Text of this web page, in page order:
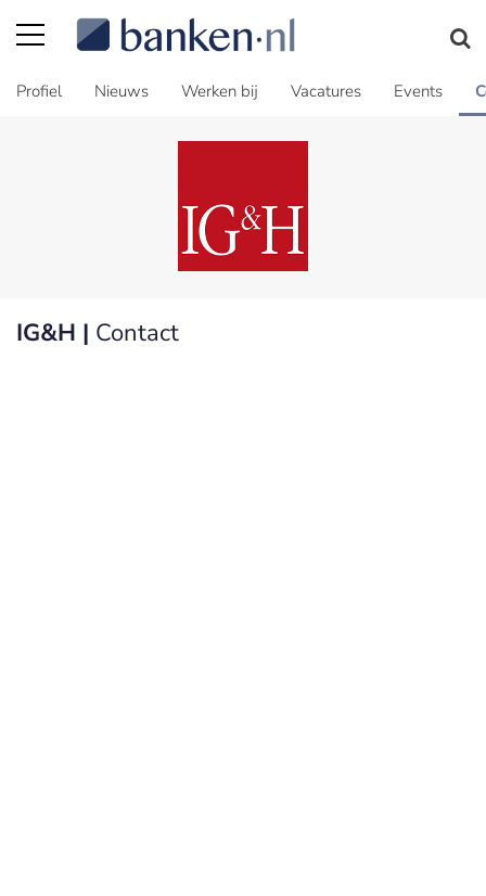
Profiel Nieuws Werken bij Vacatures Events
IG&H | Contact